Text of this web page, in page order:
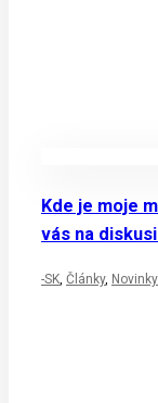
Kde je moje
vás na
-SK, Články,